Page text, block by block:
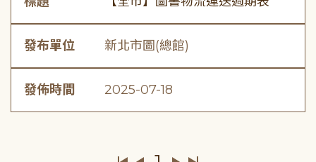
發布單位 新北市圖(總館)
發佈時間 2025-07-18